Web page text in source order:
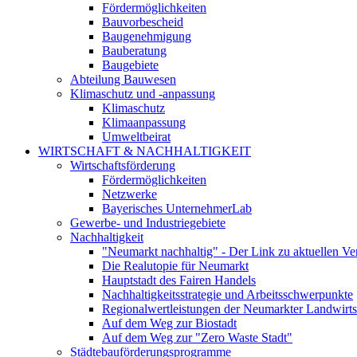
Fördermöglichkeiten
Bauvorbescheid
Baugenehmigung
Bauberatung
Baugebiete
Abteilung Bauwesen
Klimaschutz und -anpassung
Klimaschutz
Klimaanpassung
Umweltbeirat
WIRTSCHAFT & NACHHALTIGKEIT
Wirtschaftsförderung
Fördermöglichkeiten
Netzwerke
Bayerisches UnternehmerLab
Gewerbe- und Industriegebiete
Nachhaltigkeit
"Neumarkt nachhaltig" - Der Link zu aktuellen
Die Realutopie für Neumarkt
Hauptstadt des Fairen Handels
Nachhaltigkeitsstrategie und Arbeitsschwerpunkte
Regionalwertleistungen der Neumarkter
Auf dem Weg zur Biostadt
Auf dem Weg zur "Zero Waste Stadt"
Städtebauförderungsprogramme